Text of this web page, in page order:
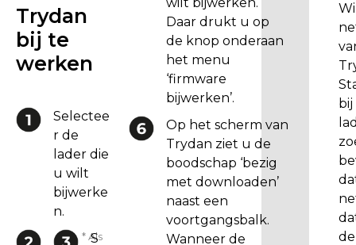
Trydan
bij te
werken
Selectee
r de
lader die
u wilt
bijwerke
n.
S
* Als
Daar drukt u op
de knop onderaan
het menu
‘firmware
bijwerken’.
Op het scherm van
Trydan ziet u de
boodschap ‘bezig
met downloaden’
naast een
voortgangsbalk.
Wanneer de
bij